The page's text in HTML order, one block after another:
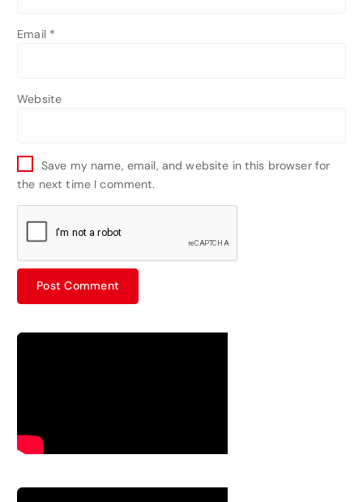
Email *
Website
Save my name, email, and website in this browser for
the next time I comment.